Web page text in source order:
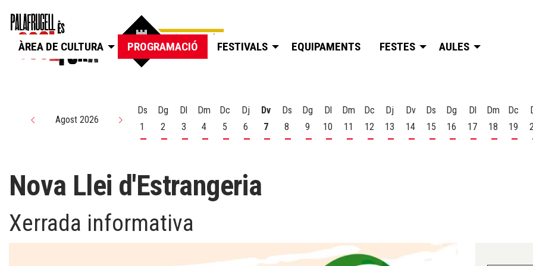
ÀREA DE CULTURA PROGRAMACIÓ FESTIVALS EQUIPAMENTS FESTES AULES
Agost 2026
Ds
1
Dissabte 1 d'agost
Dg
2
Diumenge 2 d'agost
Dl
3
Dilluns 3 d'agost
Dm
4
Dimarts 4 d'agost
Dc
5
Dimecres 5 d'agost
Dj
6
Dijous 6 d'agost
Dv
7
Divendres 7 d'agost
Ds
8
Dissabte 8 d'agost
Dg
9
Diumenge 9 d'agost
Dl
10
Dilluns 10 d'agost
Dm
11
Dimarts 11 d'agost
Dc
12
Dimecres 12 d'agost
Dj
13
Dijous 13 d'agost
Dv
14
Divendres 14 d'agost
Ds
15
Dissabte 15 d'agost
Dg
16
Diumenge 16 d'agost
Dl
17
Dilluns 17
Dm
18
Dimarts
Dc
19
Nova Llei d'Estrangeria
Xerrada informativa